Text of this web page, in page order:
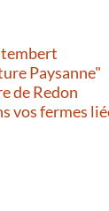
Paysanne"
de Redon
fermes